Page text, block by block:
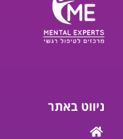
ניווט באתר